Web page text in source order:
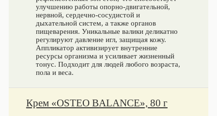
улучшению работы опорно-двигательной,
нервной, сердечно-сосудистой и
дыхательной систем, а также органов
пищеварения. Уникальные валики деликатно
регулируют давление игл, защищая кожу.
Аппликатор активизирует внутренние
ресурсы организма и усиливает жизненный
тонус. Подходит для людей любого возраста,
пола и веса.
Крем «OSTEO BALANCE», 80 г